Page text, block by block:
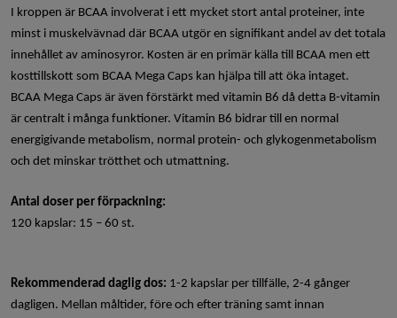
I kroppen är BCAA involverat i ett mycket stort antal proteiner, inte
minst i muskelvävnad där BCAA utgör en signifikant andel av det totala
innehållet av aminosyror. Kosten är en primär källa till BCAA men ett
kosttillskott som BCAA Mega Caps kan hjälpa till att öka intaget.
BCAA Mega Caps är även förstärkt med vitamin B6 då detta B-vitamin
är centralt i många funktioner. Vitamin B6 bidrar till en normal
energigivande metabolism, normal protein- och glykogenmetabolism
och det minskar trötthet och utmattning.
Antal doser per förpackning:
120 kapslar: 15 – 60 st.
Rekommenderad daglig dos: 1-2 kapslar per tillfälle, 2-4 gånger
dagligen. Mellan måltider, före och efter träning samt innan